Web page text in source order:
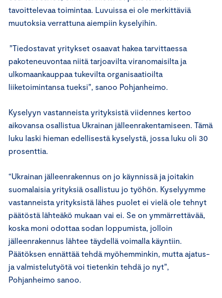
tavoittelevaa toimintaa. Luvuissa ei ole merkittäviä
muutoksia verrattuna aiempiin kyselyihin.
”Tiedostavat yritykset osaavat hakea tarvittaessa
pakoteneuvontaa niitä tarjoavilta viranomaisilta ja
ulkomaankauppaa tukevilta organisaatioilta
liiketoimintansa tueksi”, sanoo Pohjanheimo.
Kyselyyn vastanneista yrityksistä viidennes kertoo
aikovansa osallistua Ukrainan jälleenrakentamiseen. Tämä
luku laski hieman edellisestä kyselystä, jossa luku oli 30
prosenttia.
“Ukrainan jälleenrakennus on jo käynnissä ja joitakin
suomalaisia yrityksiä osallistuu jo työhön. Kyselyymme
vastanneista yrityksistä lähes puolet ei vielä ole tehnyt
päätöstä lähteäkö mukaan vai ei. Se on ymmärrettävää,
koska moni odottaa sodan loppumista, jolloin
jälleenrakennus lähtee täydellä voimalla käyntiin.
Päätöksen ennättää tehdä myöhemminkin, mutta ajatus-
ja valmistelutyötä voi tietenkin tehdä jo nyt”,
Pohjanheimo sanoo.